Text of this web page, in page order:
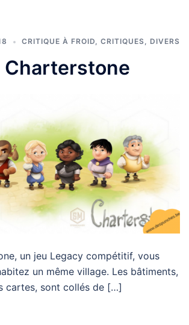
CRITIQUE À FROID CRITIQUES DIVERS
Charterstone
un jeu Legacy compétitif, vous
un même village. Les bâtiments,
cartes, sont collés de […]